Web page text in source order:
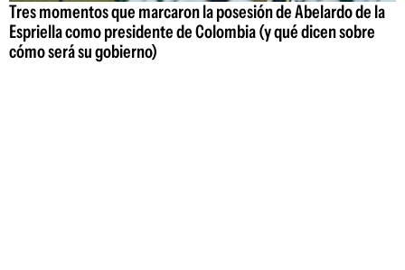
Tres momentos que marcaron la posesión de Abelardo de la
Espriella como presidente de Colombia (y qué dicen sobre
cómo será su gobierno)